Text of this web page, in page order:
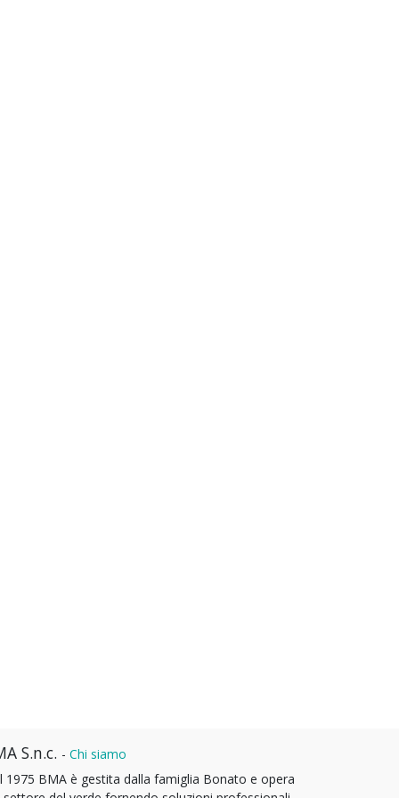
S.n.c. - Chi siamo
1975 BMA è gestita dalla famiglia Bonato e opera